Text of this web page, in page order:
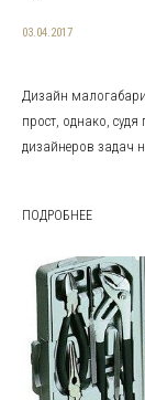
03.04.2017
Дизайн
прост, однако,
дизайнеров задач
ПОДРОБНЕЕ